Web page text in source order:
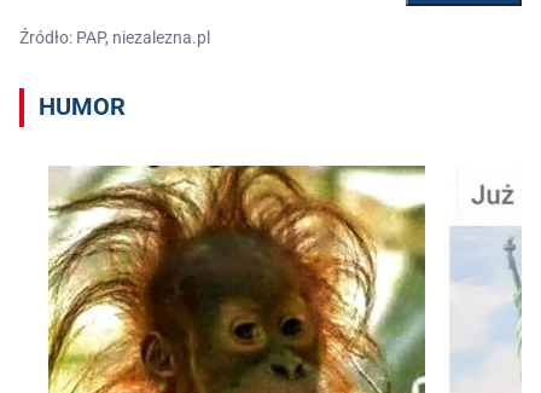
Źródło: PAP, niezalezna.pl
HUMOR